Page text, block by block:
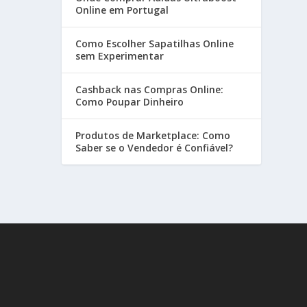
Online em Portugal
Como Escolher Sapatilhas Online
sem Experimentar
Cashback nas Compras Online:
Como Poupar Dinheiro
Produtos de Marketplace: Como
Saber se o Vendedor é Confiável?